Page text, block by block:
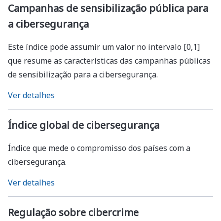
Campanhas de sensibilização pública para
a cibersegurança
Este índice pode assumir um valor no intervalo [0,1]
que resume as características das campanhas públicas
de sensibilização para a cibersegurança.
Ver detalhes
Índice global de cibersegurança
Índice que mede o compromisso dos países com a
cibersegurança.
Ver detalhes
Regulação sobre cibercrime